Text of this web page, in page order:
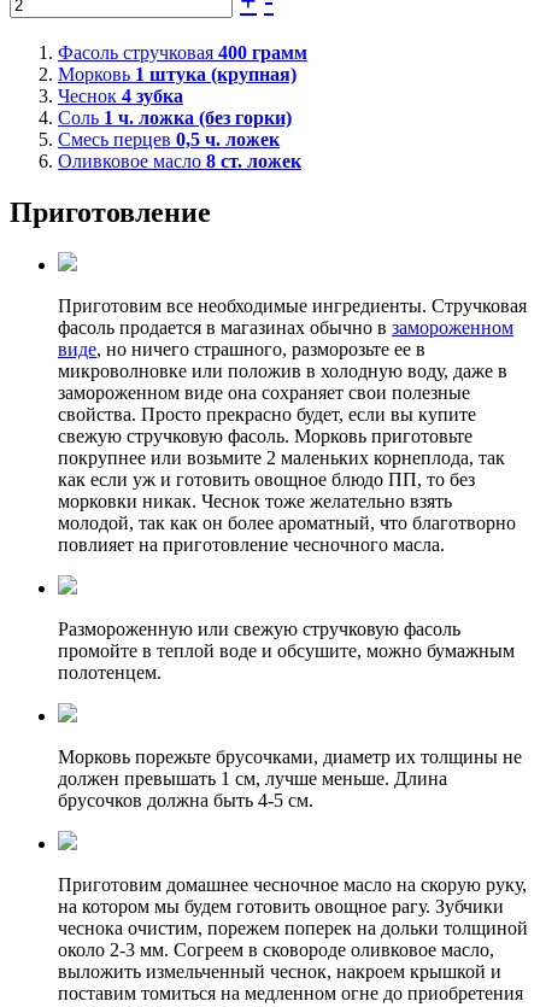
Фасоль стручковая 400 грамм
Морковь 1 штука (крупная)
Чеснок 4 зубка
Соль 1 ч. ложка (без горки)
Смесь перцев 0,5 ч. ложек
Оливковое масло 8 ст. ложек
Приготовление
Приготовим все необходимые ингредиенты. Стручковая
фасоль продается в магазинах обычно в замороженном
виде, но ничего страшного, разморозьте ее в
микроволновке или положив в холодную воду, даже в
замороженном виде она сохраняет свои полезные
свойства. Просто прекрасно будет, если вы купите
свежую стручковую фасоль. Морковь приготовьте
покрупнее или возьмите 2 маленьких корнеплода, так
как если уж и готовить овощное блюдо ПП, то без
морковки никак. Чеснок тоже желательно взять
молодой, так как он более ароматный, что благотворно
повлияет на приготовление чесночного масла.
Размороженную или свежую стручковую фасоль
промойте в теплой воде и обсушите, можно бумажным
полотенцем.
Морковь порежьте брусочками, диаметр их толщины не
должен превышать 1 см, лучше меньше. Длина
брусочков должна быть 4-5 см.
Приготовим домашнее чесночное масло на скорую руку,
на котором мы будем готовить овощное рагу. Зубчики
чеснока очистим, порежем поперек на дольки толщиной
около 2-3 мм. Согреем в сковороде оливковое масло,
выложить измельченный чеснок, накроем крышкой и
поставим томиться на медленном огне до приобретения